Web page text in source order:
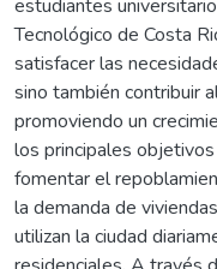
estudiantes
Tecnológico de Costa
satisfacer las
sino también contribuir
promoviendo un
los principales
fomentar el
la demanda de
utilizan la ciudad